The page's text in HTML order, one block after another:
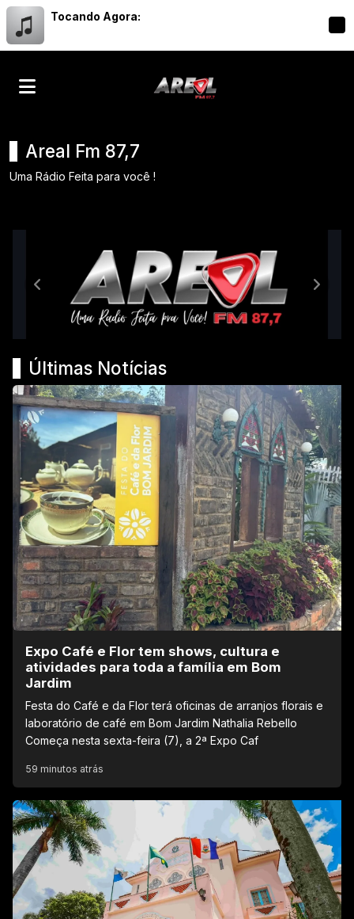
Tocando Agora:
Areal Fm 87,7
Uma Rádio Feita para você !
Anterior
Últimas Notícias
Expo Café e Flor tem shows, cultura e
atividades para toda a família em Bom
Jardim
Festa do Café e da Flor terá oficinas de arranjos florais e
laboratório de café em Bom Jardim Nathalia Rebello
Começa nesta sexta-feira (7), a 2ª Expo Caf
59 minutos atrás